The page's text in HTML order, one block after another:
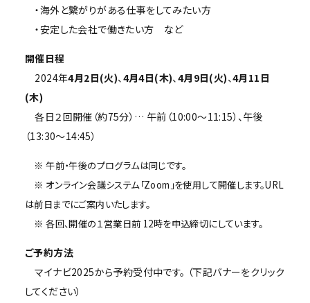
・海外と繋がりがある仕事をしてみたい方
・安定した会社で働きたい方 など
開催日程
2024年4月2日(火)、4月4日(木)、4月9日(火)、4月11日
(木)
各日２回開催（約75分）… 午前（10:00～11:15）、午後
（13:30～14:45）
※ 午前・午後のプログラムは同じです。
※ オンライン会議システム「Zoom」を使用して開催します。URL
は前日までにご案内いたします。
※ 各回、開催の１営業日前 12時を申込締切にしています。
ご予約方法
マイナビ2025から予約受付中です。 （下記バナーをクリック
してください）